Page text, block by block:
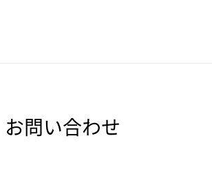
お問い合わせ